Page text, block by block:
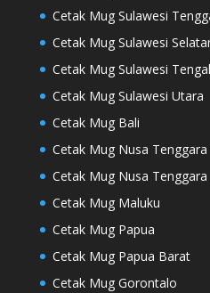
Cetak Mug Sulawesi
Cetak Mug Sulawesi
Cetak Mug Sulawesi
Cetak Mug Sulawesi Utara
Cetak Mug Bali
Cetak Mug Nusa
Cetak Mug Nusa
Cetak Mug Maluku
Cetak Mug Papua
Cetak Mug Papua Barat
Cetak Mug Gorontalo